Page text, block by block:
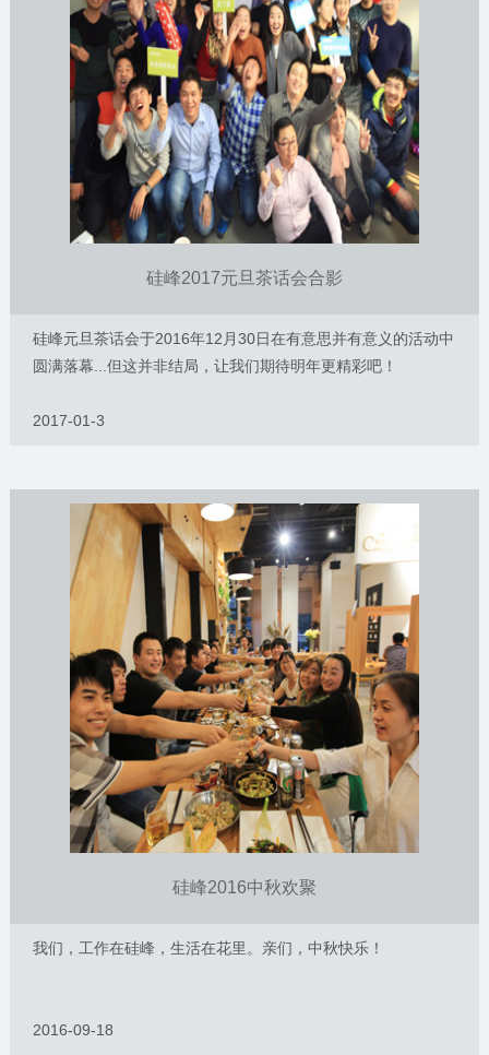
硅峰2017元旦茶话会合影
硅峰元旦茶话会于2016年12月30日在有意思并有意义的活动中
圆满落幕...但这并非结局，让我们期待明年更精彩吧！
2017-01-3
硅峰2016中秋欢聚
我们，工作在硅峰，生活在花里。亲们，中秋快乐！
2016-09-18